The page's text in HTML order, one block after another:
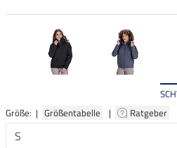
Größe: | Größentabelle | Ratgeber